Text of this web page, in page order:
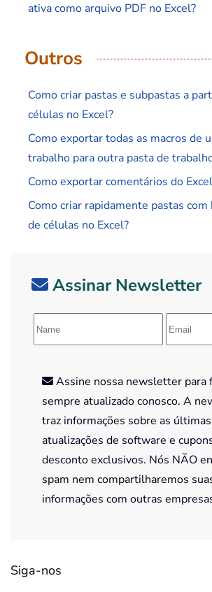
ativa como arquivo PDF no Excel?
Outros
Como criar pastas e subpastas a
células no Excel?
Como exportar todas as macros de
trabalho para outra pasta de
Como exportar comentários do
Como criar rapidamente pastas
de células no Excel?
Assinar Newsletter
Assine nossa newsletter para
sempre atualizado conosco. A
traz informações sobre as últimas
atualizações de software e
desconto exclusivos. Nós NÃO
spam nem compartilharemos
informações com outras
Siga-nos